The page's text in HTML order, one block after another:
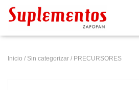
Inicio / Sin categorizar / PRECURSORES